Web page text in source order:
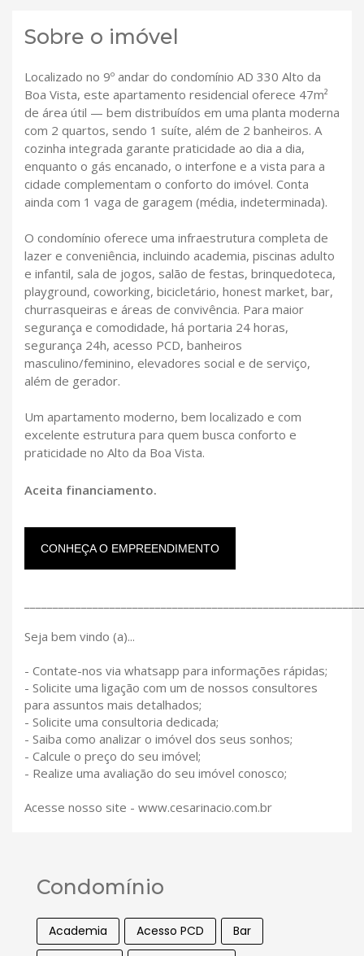
Sobre o imóvel
Localizado no 9º andar do condomínio AD 330 Alto da
Boa Vista, este apartamento residencial oferece 47m²
de área útil — bem distribuídos em uma planta moderna
com 2 quartos, sendo 1 suíte, além de 2 banheiros. A
cozinha integrada garante praticidade ao dia a dia,
enquanto o gás encanado, o interfone e a vista para a
cidade complementam o conforto do imóvel. Conta
ainda com 1 vaga de garagem (média, indeterminada).
O condomínio oferece uma infraestrutura completa de
lazer e conveniência, incluindo academia, piscinas adulto
e infantil, sala de jogos, salão de festas, brinquedoteca,
playground, coworking, bicicletário, honest market, bar,
churrasqueiras e áreas de convivência. Para maior
segurança e comodidade, há portaria 24 horas,
segurança 24h, acesso PCD, banheiros
masculino/feminino, elevadores social e de serviço,
além de gerador.
Um apartamento moderno, bem localizado e com
excelente estrutura para quem busca conforto e
praticidade no Alto da Boa Vista.
Aceita financiamento.
CONHEÇA O EMPREENDIMENTO
Seja bem vindo (a)...
- Contate-nos via whatsapp para informações rápidas;
- Solicite uma ligação com um de nossos consultores
para assuntos mais detalhados;
- Solicite uma consultoria dedicada;
- Saiba como analizar o imóvel dos seus sonhos;
- Calcule o preço do seu imóvel;
- Realize uma avaliação do seu imóvel conosco;
Acesse nosso site - www.cesarinacio.com.br
Condomínio
Academia Acesso PCD
Bar